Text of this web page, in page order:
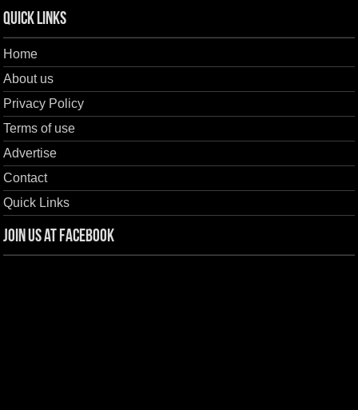
Quick Links
Home
About us
Privacy Policy
Terms of use
Advertise
Contact
Quick Links
Join us at Facebook